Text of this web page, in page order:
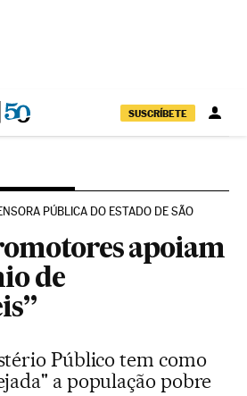
SUSCRÍBETE
PÚBLICA DO ESTADO DE SÃO
apoiam
de
Público tem como
a população pobre